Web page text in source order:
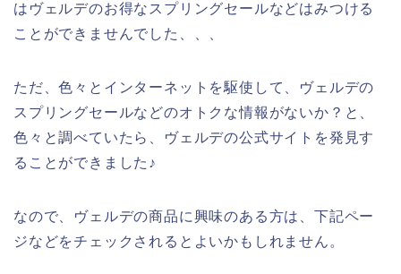
はヴェルデのお得なスプリングセールなどはみつける
ことができませんでした、、、
ただ、色々とインターネットを駆使して、ヴェルデの
スプリングセールなどのオトクな情報がないか？と、
色々と調べていたら、ヴェルデの公式サイトを発見す
ることができました♪
なので、ヴェルデの商品に興味のある方は、下記ペー
ジなどをチェックされるとよいかもしれません。